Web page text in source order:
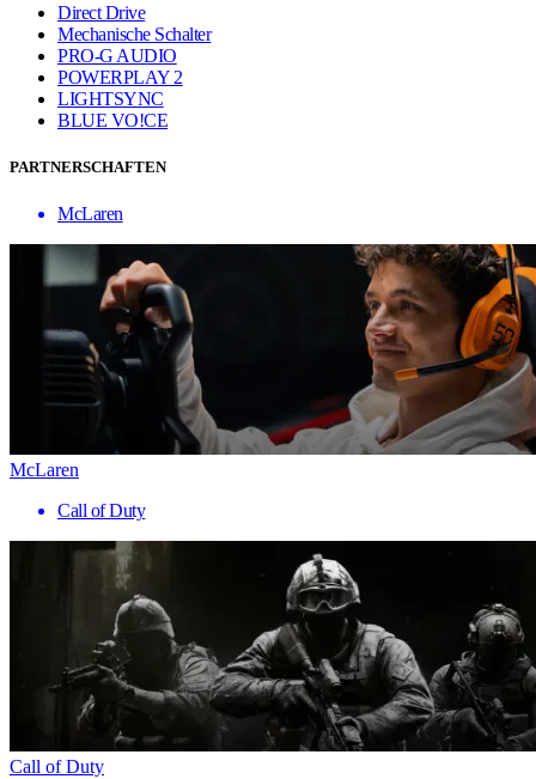
Direct Drive
Mechanische Schalter
PRO-G AUDIO
POWERPLAY 2
LIGHTSYNC
BLUE VO!CE
PARTNERSCHAFTEN
McLaren
McLaren
Call of Duty
Call of Duty